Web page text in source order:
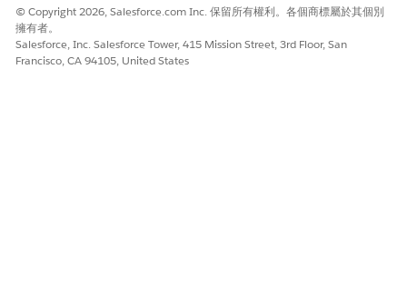
© Copyright 2026, Salesforce.com Inc. 保留所有權利。各個商標屬於其個別
擁有者。
Salesforce, Inc. Salesforce Tower, 415 Mission Street, 3rd Floor, San
Francisco, CA 94105, United States